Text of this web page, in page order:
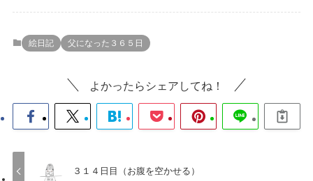
絵日記 父になった３６５日
よかったらシェアしてね！
３１４日目（お腹を空かせる）